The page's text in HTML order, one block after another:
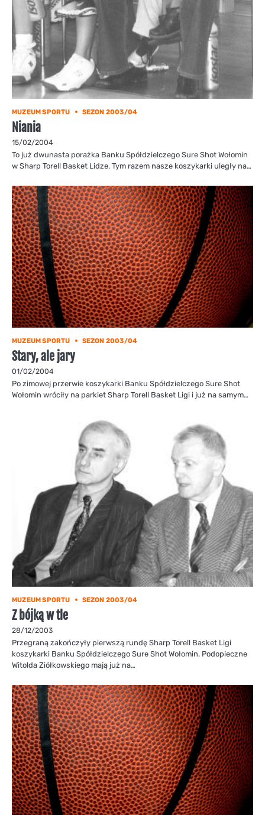
MUZEUM SPORTU SEZON 2003/04
Niania
15/02/2004
To już dwunasta porażka Banku Spółdzielczego Sure Shot Wołomin
w Sharp Torell Basket Lidze. Tym razem nasze koszykarki uległy na…
MUZEUM SPORTU SEZON 2003/04
Stary, ale jary
01/02/2004
Po zimowej przerwie koszykarki Banku Spółdzielczego Sure Shot
Wołomin wróciły na parkiet Sharp Torell Basket Ligi i już na samym…
MUZEUM SPORTU SEZON 2003/04
Z bójką w tle
28/12/2003
Przegraną zakończyły pierwszą rundę Sharp Torell Basket Ligi
koszykarki Banku Spółdzielczego Sure Shot Wołomin. Podopieczne
Witolda Ziółkowskiego mają już na…